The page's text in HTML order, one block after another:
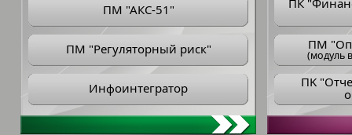
ПМ "АКС-51"
ПМ "Регуляторный риск"
Инфоинтегратор
ПК
ПM
(модуль
ПK